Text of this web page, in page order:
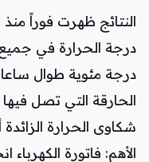
النتائج ظهرت فوراً منذ
درجة مئوية طوال
شكاوى الحرارة
الأهم: فاتورة